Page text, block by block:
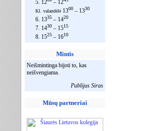
5. 12 – 12
Kl. valandėlė 1300 – 1330
6. 1335 – 1420
7. 1430 – 1515
8. 1525 – 1610
Mintis
Neišmintinga bijoti to, kas
neišvengiama.
Publijus Siras
Mūsų partneriai